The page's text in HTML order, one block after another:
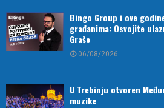
Bingo Group i ove
građanima: Osvojite
Graše
06/08/2026
U Trebinju otvoren
muzike